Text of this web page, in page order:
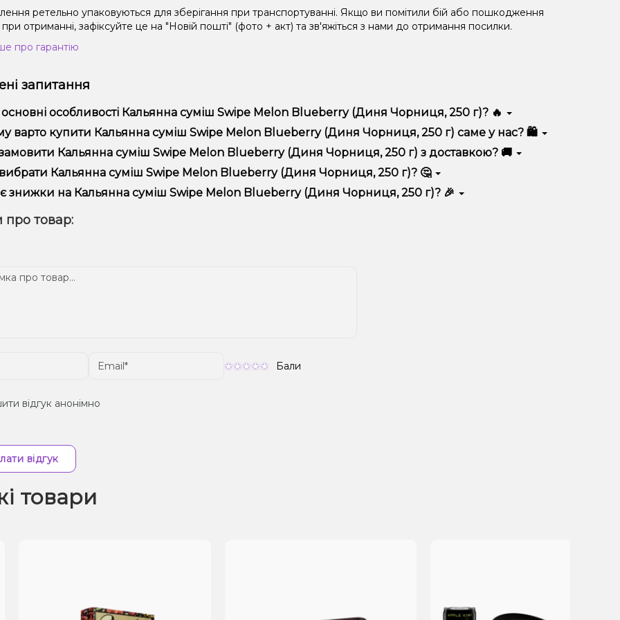
ретельно упаковуються для зберігання при транспортуванні. Якщо ви помітили бій або пошкодження
отриманні, зафіксуйте це на "Новій пошті" (фото + акт) та зв'яжіться з нами до отримання посилки.
про гарантію
запитання
основні особливості Кальянна суміш Swipe Melon Blueberry (Диня Чорниця, 250 г)? 🔥
суміш Swipe Melon Blueberry (Диня Чорниця, 250 г) відрізняється високою якістю, зручністю використання
варто купити Кальянна суміш Swipe Melon Blueberry (Диня Чорниця, 250 г) саме у нас? 🛍️
тільки оригінальну продукцію, широкий асортимент, вигідні ціни та швидку доставку. Крім того, у нас
акції та знижки для клієнтів!
Кальянна суміш Swipe Melon Blueberry (Диня Чорниця, 250 г) з доставкою? 🚚
замовлення можна в кілька кліків:
Додайте Кальянна суміш Swipe Melon Blueberry (Диня Чорниця, 250 г) до кошика.
Виберіть зручний спосіб оплати та доставки.
Кальянна суміш Swipe Melon Blueberry (Диня Чорниця, 250 г)? 🤔
залежить від ваших уподобань – наприклад, якщо це кальян, враховуйте розмір, матеріал та тип чаші, якщо
– потужність та смак. Наші менеджери допоможуть підібрати ідеальний варіант.
знижки на Кальянна суміш Swipe Melon Blueberry (Диня Чорниця, 250 г)? 🎉
телеграм-каналі, щоб не проґавити вигідні пропозиції!
про товар:
Бали
відгук анонімно
відгук
товари